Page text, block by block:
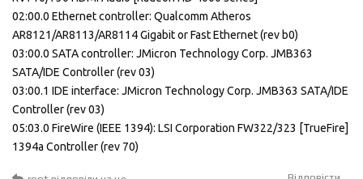
02:00.0 Ethernet controller: Qualcomm Atheros
AR8121/AR8113/AR8114 Gigabit or Fast Ethernet (rev b0)
03:00.0 SATA controller: JMicron Technology Corp. JMB363
SATA/IDE Controller (rev 03)
03:00.1 IDE interface: JMicron Technology Corp. JMB363 SATA/IDE
Controller (rev 03)
05:03.0 FireWire (IEEE 1394): LSI Corporation FW322/323 [TrueFire]
1394a Controller (rev 70)